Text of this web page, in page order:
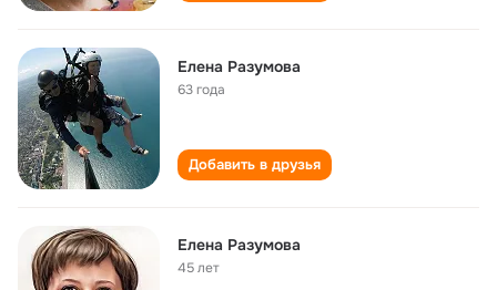
Елена Разумова
63 года
Добавить в друзья
Елена Разумова
45 лет